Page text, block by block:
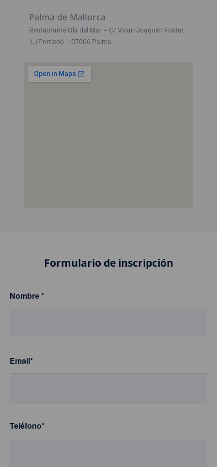
Palma de Mallorca
Restaurante Ola del Mar – C/ Vicari Joaquim Fuster,
1, (Portixol) – 07006 Palma
Formulario de inscripción
Nombre*
Email*
Teléfono*